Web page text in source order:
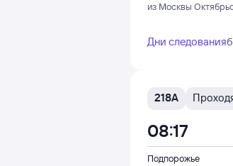
из Москвы
Дни следования
218А
Подпорожье
08:17